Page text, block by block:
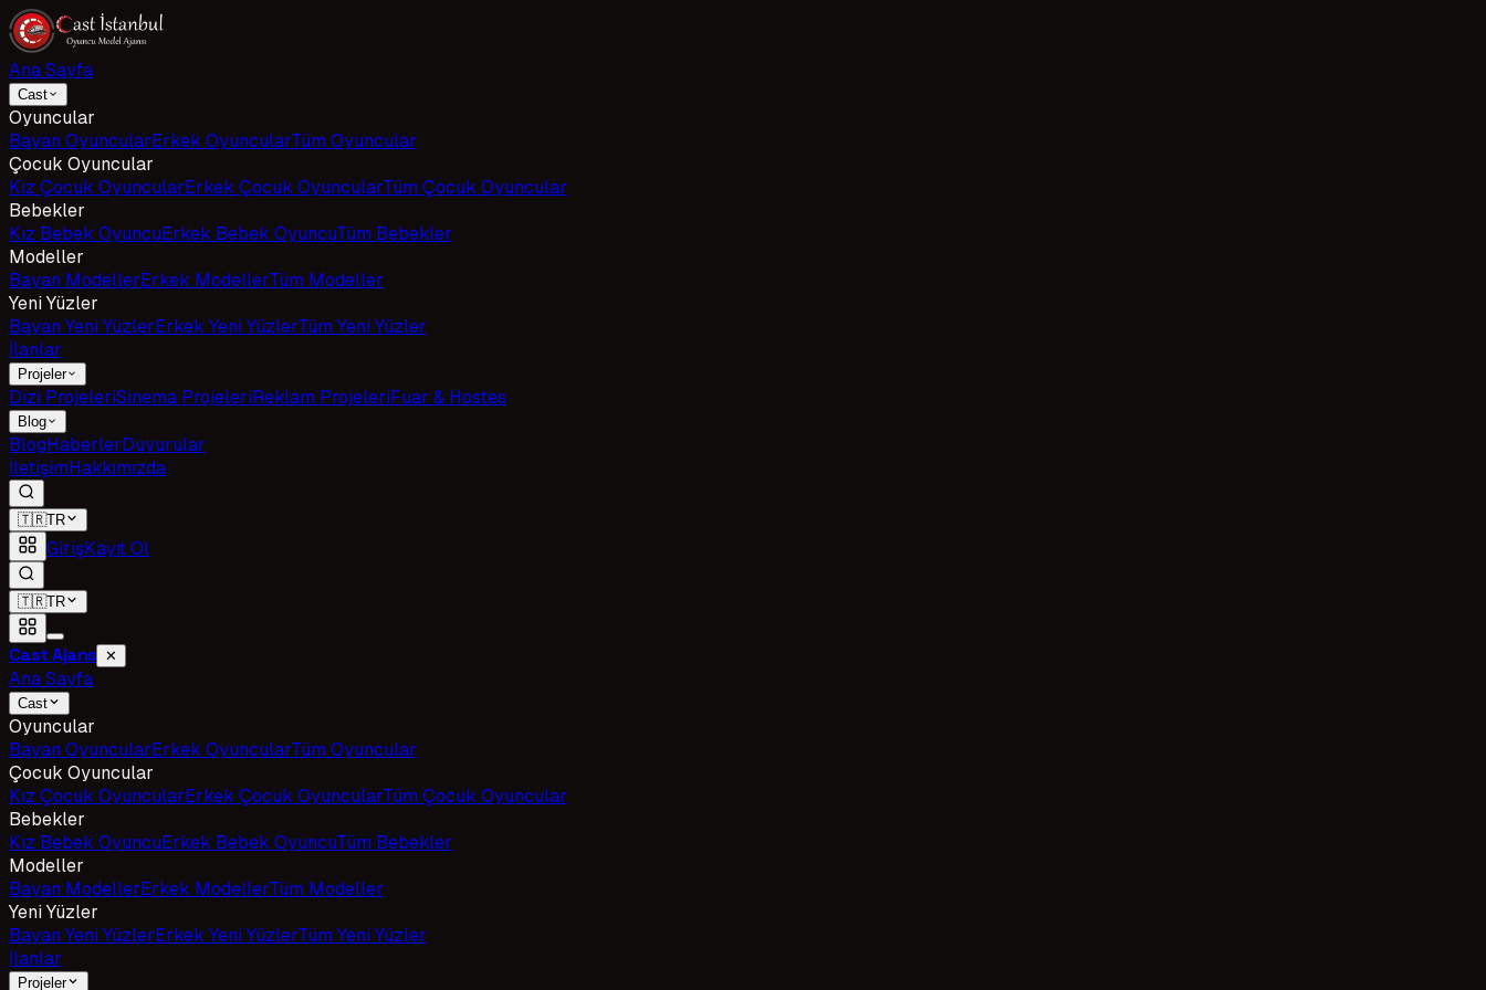
Ana Sayfa
Cast
Oyuncular
Bayan OyuncularErkek OyuncularTüm Oyuncular
Çocuk Oyuncular
Kız Çocuk OyuncularErkek Çocuk OyuncularTüm Çocuk Oyuncular
Bebekler
Kız Bebek OyuncuErkek Bebek OyuncuTüm Bebekler
Modeller
Bayan ModellerErkek ModellerTüm Modeller
Yeni Yüzler
Bayan Yeni YüzlerErkek Yeni YüzlerTüm Yeni Yüzler
İlanlar
Projeler
Dizi ProjeleriSinema ProjeleriReklam ProjeleriFuar & Hostes
Blog
BlogHaberlerDuyurular
İletişimHakkımızda
🇹🇷TR
GirişKayıt Ol
🇹🇷TR
Cast Ajans ✕
Ana Sayfa
Cast
Oyuncular
Bayan OyuncularErkek OyuncularTüm Oyuncular
Çocuk Oyuncular
Kız Çocuk OyuncularErkek Çocuk OyuncularTüm Çocuk Oyuncular
Bebekler
Kız Bebek OyuncuErkek Bebek OyuncuTüm Bebekler
Modeller
Bayan ModellerErkek ModellerTüm Modeller
Yeni Yüzler
Bayan Yeni YüzlerErkek Yeni YüzlerTüm Yeni Yüzler
İlanlar
Projeler